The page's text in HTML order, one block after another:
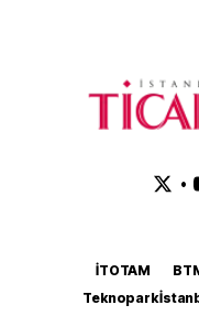
•
İTOTAM
Teknopark